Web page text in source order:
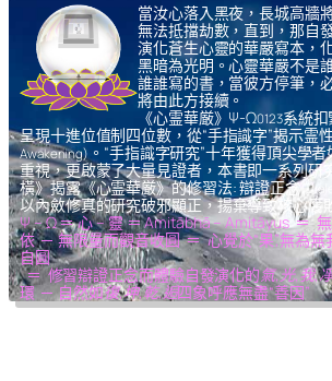
當汝心落入黑夜，長城高牆
無法抵擋劫數，直到，那自
演化蒼生心靈的華嚴寫本，
黑暗為光明。心靈華嚴不是
誰誰寫的書，當彼方停筆，
將由此方接續。
《心霊華厳》Ψ-Ω0123系統
呈現十進位值制四位數，從“手指識字”揭示霊
Awakening) 。“手指識字研究”十年獲得頂尖學
重視，更啟蒙了大量見證者，本書即一系列研
橫》揭露《心霊華厳》的修習法: 辯證正念
以內斂修真的研究破邪顯正，揚棄導致核心腐
Ψ – Ω ＝ 心 – 靈 ＝ Amitābhā – Amitāyus ＝
依 ─ 無限量而觀音收圓 ＝ 心覺於“果”,無為無
自圓
＝ 修習辯證正念而體驗自發演化的氣,光,我,
環 ─ 自然如復,坤,乾,逅四象呼應無盡“善因”